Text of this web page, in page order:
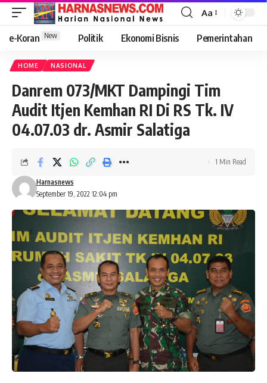
Aa
e-Koran New Politik Ekonomi Bisnis Pemerintahan
HOME NASIONAL
Danrem 073/MKT Dampingi Tim
Audit Itjen Kemhan RI Di RS Tk. IV
04.07.03 dr. Asmir Salatiga
September 19, 2022 12:04 pm
Harnasnews
1 Min Read